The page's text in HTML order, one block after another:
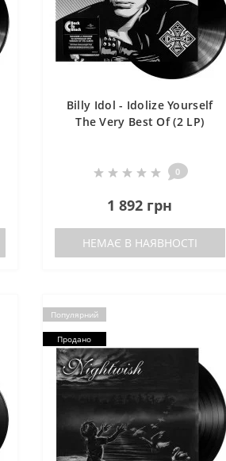
Billy Idol - Idolize Yourself
The Very Best Of (2 LP)
0
1 892 грн
НЕМАЄ В НАЯВНОСТІ
Популярний
Продано